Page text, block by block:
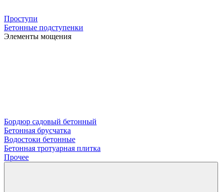
Проступи
Бетонные подступенки
Элементы мощения
Бордюр садовый бетонный
Бетонная брусчатка
Водостоки бетонные
Бетонная тротуарная плитка
Прочее